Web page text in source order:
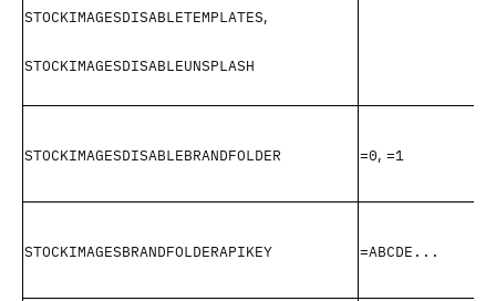
STOCKIMAGESDISABLETEMPLATES,
STOCKIMAGESDISABLEUNSPLASH
STOCKIMAGESDISABLEBRANDFOLDER =0, =1
STOCKIMAGESBRANDFOLDERAPIKEY =ABCDE...